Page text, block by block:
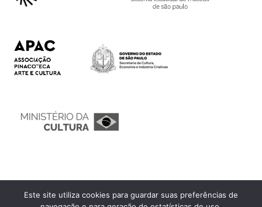
Ouvidoria
Este site utiliza cookies para guardar suas preferências de